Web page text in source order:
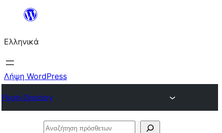
Μετάβαση
περιεχόμενο
Ελληνικά
Λήψη WordPress
Plugin Directory
Αναζήτηση